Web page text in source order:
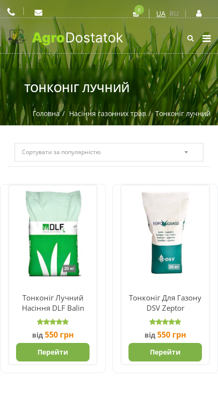
UA RU
0
ТОНКОНІГ ЛУЧНИЙ
Головна Насіння газонних трав Тонконіг лучний
Тонконіг Лучний
Насіння DLF Balin
від 550 грн
Перейти
Тонконіг Для Газону
DSV Zeptor
від 550 грн
Перейти